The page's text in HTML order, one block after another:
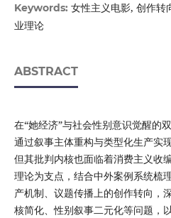
Keywords: 女性主义电影, 创作转
业理论
ABSTRACT
在“她经济”与社会性别意识觉醒的
通过叙事主体重构与类型化生产实
但其批判内核也面临着消费主义收
理论为支点，结合中外案例系统梳
产机制、议题传播上的创作转向，
核简化、性别叙事二元化等问题，